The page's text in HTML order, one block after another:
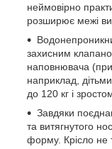
неймовірно
розширює межі
захисним
наповнювача (при
наприклад,
до 120 кг і
Завдяки
та витягнутого
форму. Крісло не